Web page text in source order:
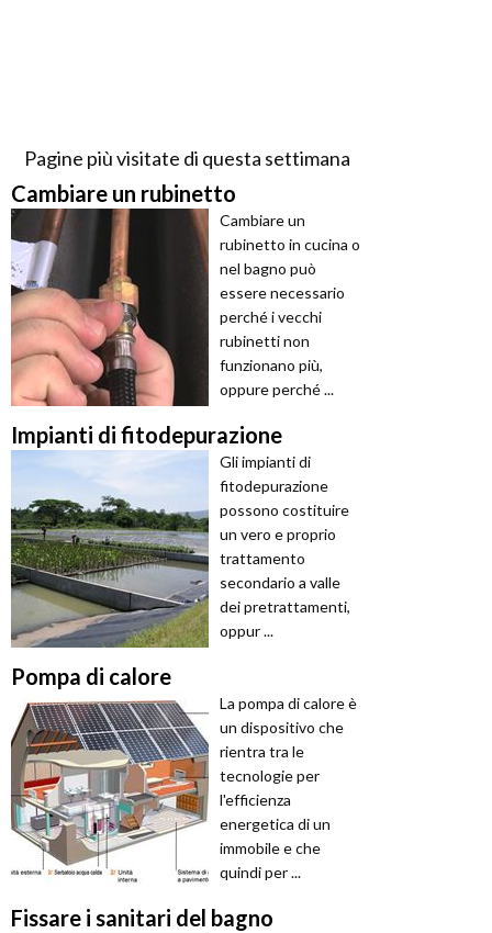
Pagine più visitate di questa settimana
Cambiare un rubinetto
Cambiare un
rubinetto in cucina o
nel bagno può
essere necessario
perché i vecchi
rubinetti non
funzionano più,
oppure perché ...
Impianti di fitodepurazione
Gli impianti di
fitodepurazione
possono costituire
un vero e proprio
trattamento
secondario a valle
dei pretrattamenti,
oppur ...
Pompa di calore
La pompa di calore è
un dispositivo che
rientra tra le
tecnologie per
l'efficienza
energetica di un
immobile e che
quindi per ...
Fissare i sanitari del bagno